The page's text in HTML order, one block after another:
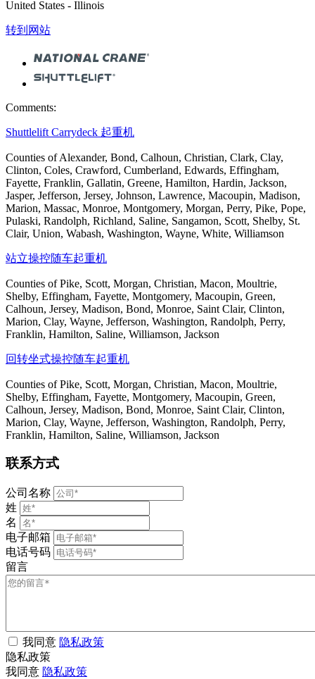
United States - Illinois
转到网站
Comments:
Shuttlelift Carrydeck 起重机
Counties of Alexander, Bond, Calhoun, Christian, Clark, Clay,
Clinton, Coles, Crawford, Cumberland, Edwards, Effingham,
Fayette, Franklin, Gallatin, Greene, Hamilton, Hardin, Jackson,
Jasper, Jefferson, Jersey, Johnson, Lawrence, Macoupin, Madison,
Marion, Massac, Monroe, Montgomery, Morgan, Perry, Pike, Pope,
Pulaski, Randolph, Richland, Saline, Sangamon, Scott, Shelby, St.
Clair, Union, Wabash, Washington, Wayne, White, Williamson
站立操控随车起重机
Counties of Pike, Scott, Morgan, Christian, Macon, Moultrie,
Shelby, Effingham, Fayette, Montgomery, Macoupin, Green,
Calhoun, Jersey, Madison, Bond, Monroe, Saint Clair, Clinton,
Marion, Clay, Wayne, Jefferson, Washington, Randolph, Perry,
Franklin, Hamilton, Saline, Williamson, Jackson
回转坐式操控随车起重机
Counties of Pike, Scott, Morgan, Christian, Macon, Moultrie,
Shelby, Effingham, Fayette, Montgomery, Macoupin, Green,
Calhoun, Jersey, Madison, Bond, Monroe, Saint Clair, Clinton,
Marion, Clay, Wayne, Jefferson, Washington, Randolph, Perry,
Franklin, Hamilton, Saline, Williamson, Jackson
联系方式
公司名称
姓
名
电子邮箱
电话号码
留言
我同意 隐私政策
隐私政策
我同意 隐私政策